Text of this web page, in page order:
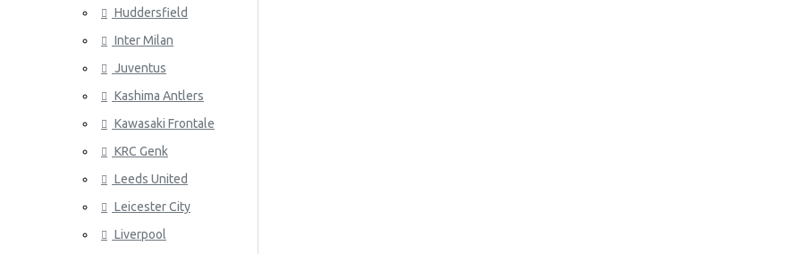
WalesHuddersfield
Inter Milan
Juventus
Kashima Antlers
Kawasaki Frontale
KRC Genk
Leeds United
Leicester City
Liverpool